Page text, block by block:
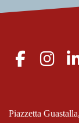
Piazzetta